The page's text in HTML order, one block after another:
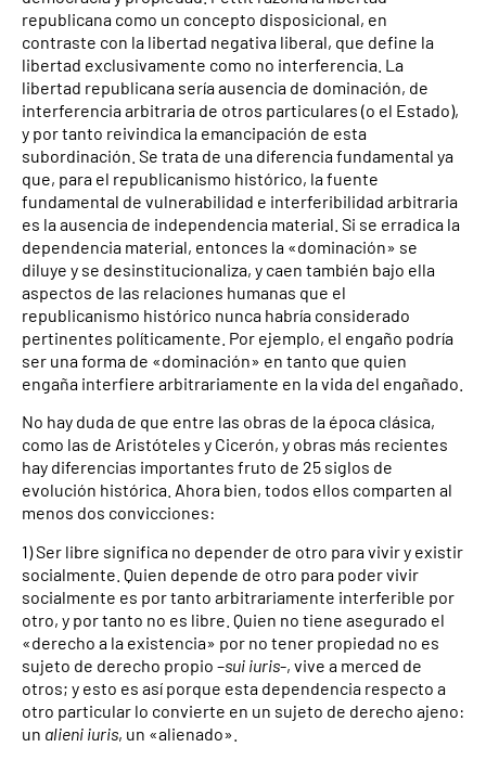
republicana como un concepto disposicional, en
contraste con la libertad negativa liberal, que define la
libertad exclusivamente como no interferencia. La
libertad republicana sería ausencia de dominación, de
interferencia arbitraria de otros particulares (o el Estado),
y por tanto reivindica la emancipación de esta
subordinación. Se trata de una diferencia fundamental ya
que, para el republicanismo histórico, la fuente
fundamental de vulnerabilidad e interferibilidad arbitraria
es la ausencia de independencia material. Si se erradica la
dependencia material, entonces la «dominación» se
diluye y se desinstitucionaliza, y caen también bajo ella
aspectos de las relaciones humanas que el
republicanismo histórico nunca habría considerado
pertinentes políticamente. Por ejemplo, el engaño podría
ser una forma de «dominación» en tanto que quien
engaña interfiere arbitrariamente en la vida del engañado.
No hay duda de que entre las obras de la época clásica,
como las de Aristóteles y Cicerón, y obras más recientes
hay diferencias importantes fruto de 25 siglos de
evolución histórica. Ahora bien, todos ellos comparten al
menos dos convicciones:
1) Ser libre significa no depender de otro para vivir y existir
socialmente. Quien depende de otro para poder vivir
socialmente es por tanto arbitrariamente interferible por
otro, y por tanto no es libre. Quien no tiene asegurado el
«derecho a la existencia» por no tener propiedad no es
sujeto de derecho propio –sui iuris-, vive a merced de
otros; y esto es así porque esta dependencia respecto a
otro particular lo convierte en un sujeto de derecho ajeno:
un alieni iuris, un «alienado».